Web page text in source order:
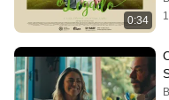
0:34